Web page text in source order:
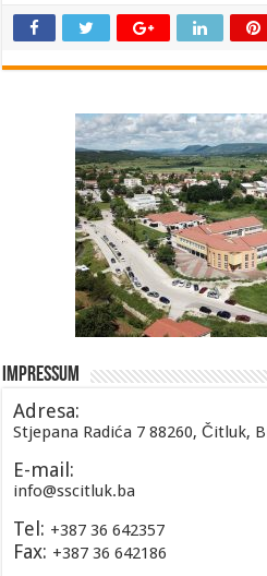
Impressum
Adresa:
Stjepana Radića 7 88260, Čitluk,
E-mail:
info@sscitluk.ba
Tel: +387 36 642357
Fax: +387 36 642186